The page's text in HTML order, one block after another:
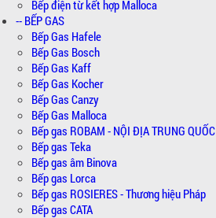
Bếp điện từ kết hợp Malloca
-- BẾP GAS
Bếp Gas Hafele
Bếp Gas Bosch
Bếp Gas Kaff
Bếp Gas Kocher
Bếp Gas Canzy
Bếp Gas Malloca
Bếp gas ROBAM - NỘI ĐỊA TRUNG QUỐC
Bếp gas Teka
Bếp gas âm Binova
Bếp gas Lorca
Bếp gas ROSIERES - Thương hiệu Pháp
Bếp gas CATA